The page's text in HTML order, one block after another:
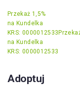
Przekaż 1,5%
na Kundelka
KRS: 0000012533
na Kundelka
KRS: 0000012533
Adoptuj